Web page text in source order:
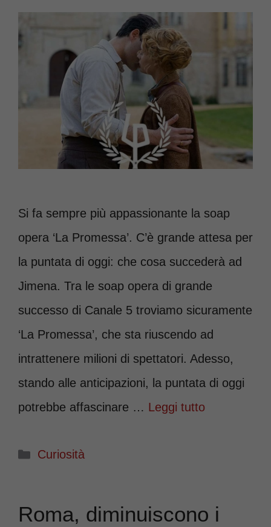
Si fa sempre più appassionante la soap
opera ‘La Promessa’. C’è grande attesa per
la puntata di oggi: che cosa succederà ad
Jimena. Tra le soap opera di grande
successo di Canale 5 troviamo sicuramente
‘La Promessa’, che sta riuscendo ad
intrattenere milioni di spettatori. Adesso,
stando alle anticipazioni, la puntata di oggi
potrebbe affascinare … Leggi tutto
Categorie
Curiosità
Roma, diminuiscono i